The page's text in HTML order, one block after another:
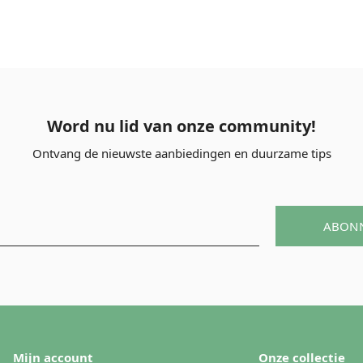
Word nu lid van onze community!
Ontvang de nieuwste aanbiedingen en duurzame tips
Mijn account Onze collectie